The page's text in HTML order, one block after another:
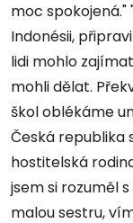
moc
Indonésii,
lidi mohlo
mohli dělat.
škol oblékáme
Česká republika
hostitelská
jsem si rozuměl
malou sestru,